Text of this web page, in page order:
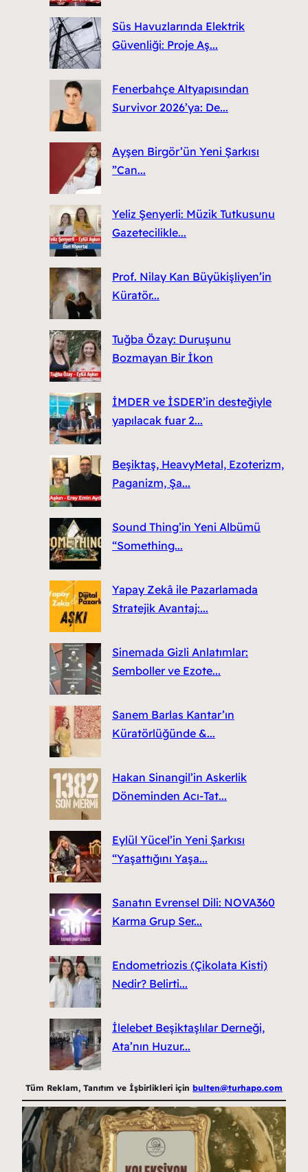
Süs Havuzlarında Elektrik
Güvenliği: Proje Aş...
Fenerbahçe Altyapısından
Survivor 2026’ya: De...
Ayşen Birgör’ün Yeni Şarkısı
”Can...
Yeliz Şenyerli: Müzik Tutkusunu
Gazetecilikle...
Prof. Nilay Kan Büyükişliyen’in
Küratör...
Tuğba Özay: Duruşunu
Bozmayan Bir İkon
İMDER ve İSDER’in desteğiyle
yapılacak fuar 2...
Beşiktaş, HeavyMetal, Ezoterizm,
Paganizm, Şa...
Sound Thing’in Yeni Albümü
“Something...
Yapay Zekâ ile Pazarlamada
Stratejik Avantaj:...
Sinemada Gizli Anlatımlar:
Semboller ve Ezote...
Sanem Barlas Kantar’ın
Küratörlüğünde &...
Hakan Sinangil’in Askerlik
Döneminden Acı-Tat...
Eylül Yücel’in Yeni Şarkısı
“Yaşattığını Yaşa...
Sanatın Evrensel Dili: NOVA360
Karma Grup Ser...
Endometriozis (Çikolata Kisti)
Nedir? Belirti...
İlelebet Beşiktaşlılar Derneği,
Ata’nın Huzur...
Tüm Reklam, Tanıtım ve İşbirlikleri için bulten@turhapo.com